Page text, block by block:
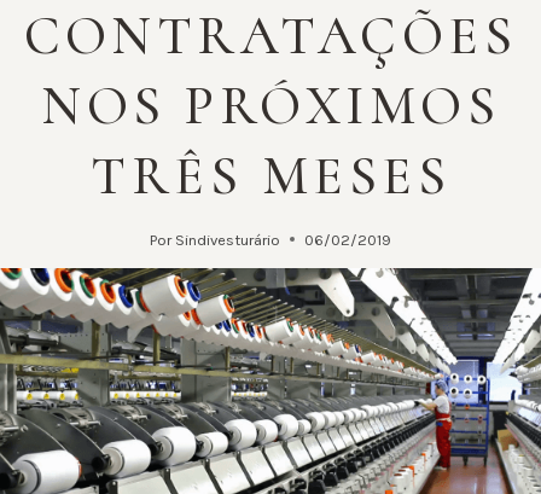
CONTRATAÇÕES
NOS PRÓXIMOS
TRÊS MESES
Por Sindivesturário 06/02/2019